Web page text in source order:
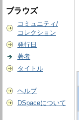
ブラウズ
コミュニティ/
コレクション
発行日
著者
タイトル
ヘルプ
DSpaceについて